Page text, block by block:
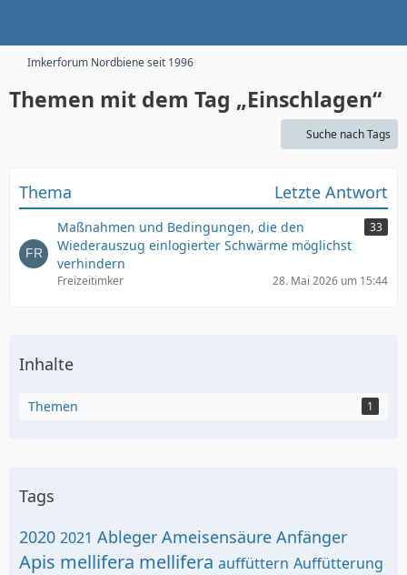
Imkerforum Nordbiene seit 1996
Themen mit dem Tag „Einschlagen“
Suche nach Tags
Thema Letzte Antwort
Maßnahmen und Bedingungen, die den
Wiederauszug einlogierter Schwärme möglichst
verhindern
33
Freizeitimker 28. Mai 2026 um 15:44
Inhalte
Themen 1
Tags
2020 2021 Ableger Ameisensäure Anfänger
Apis mellifera mellifera auffüttern Auffütterung